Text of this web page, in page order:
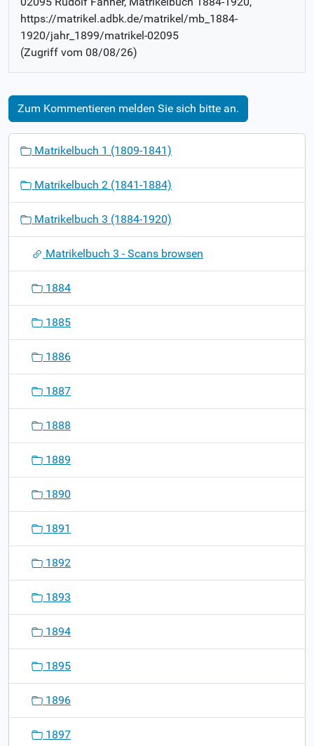
https://matrikel.adbk.de/matrikel/mb_1884-
1920/jahr_1899/matrikel-02095
(Zugriff vom 08/08/26)
Zum Kommentieren melden Sie sich bitte an.
o
Matrikelbuch 1 (1809-1841)
Matrikelbuch 2 (1841-1884)
Matrikelbuch 3 (1884-1920)
Matrikelbuch 3 - Scans browsen
1884
1885
1886
1887
1888
1889
1890
1891
1892
1893
1894
1895
1896
1897